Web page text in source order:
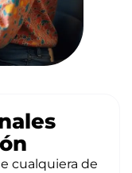
cualquiera de